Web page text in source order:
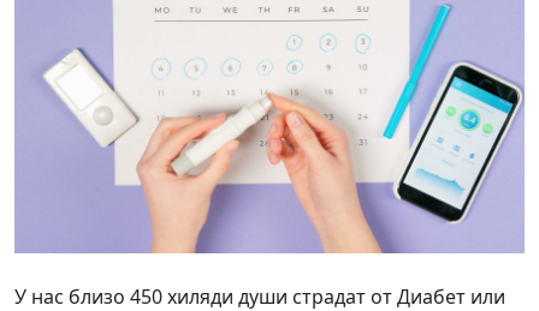
У нас близо 450 хиляди души страдат от Диабет или